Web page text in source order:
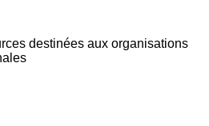
destinées aux organisations